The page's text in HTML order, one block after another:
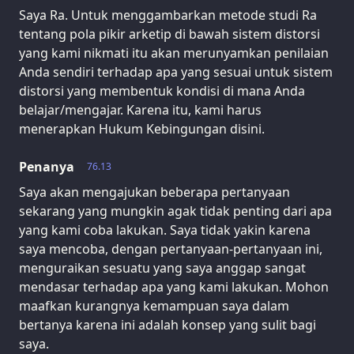
Saya Ra. Untuk menggambarkan metode studi Ra
tentang pola pikir arketip di bawah sistem distorsi
yang kami nikmati itu akan merunyamkan penilaian
Anda sendiri terhadap apa yang sesuai untuk sistem
distorsi yang membentuk kondisi di mana Anda
belajar/mengajar. Karena itu, kami harus
menerapkan Hukum Kebingungan disini.
76.13
Penanya
Saya akan mengajukan beberapa pertanyaan
sekarang yang mungkin agak tidak penting dari apa
yang kami coba lakukan. Saya tidak yakin karena
saya mencoba, dengan pertanyaan-pertanyaan ini,
menguraikan sesuatu yang saya anggap sangat
mendasar terhadap apa yang kami lakukan. Mohon
maafkan kurangnya kemampuan saya dalam
bertanya karena ini adalah konsep yang sulit bagi
saya.